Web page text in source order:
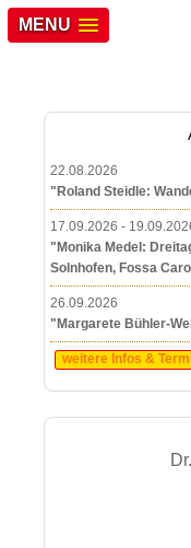
MENU
22.08.2026
"Roland Steidle:
17.09.2026 -
"Monika Medel:
Solnhofen, Fossa
26.09.2026
"Margarete Bühler-
weitere Infos &